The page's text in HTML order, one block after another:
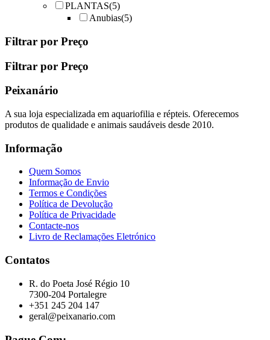
PLANTAS(5)
Anubias(5)
Filtrar por Preço
Filtrar por Preço
Peixanário
A sua loja especializada em aquariofilia e répteis. Oferecemos
produtos de qualidade e animais saudáveis desde 2010.
Informação
Quem Somos
Informação de Envio
Termos e Condições
Política de Devolução
Política de Privacidade
Contacte-nos
Livro de Reclamações Eletrónico
Contatos
R. do Poeta José Régio 10
7300-204 Portalegre
+351 245 204 147
geral@peixanario.com